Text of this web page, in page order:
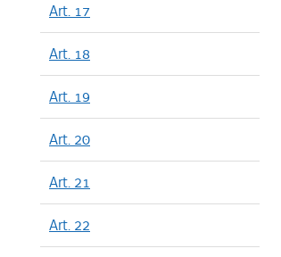
Art. 17
Art. 18
Art. 19
Art. 20
Art. 21
Art. 22